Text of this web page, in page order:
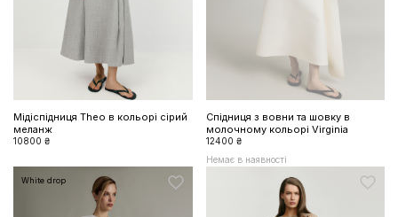
Мідіспідниця Theo в кольорі сірий
меланж
10800 ₴
Спідниця з вовни та шовку в
молочному кольорі Virginia
12400 ₴
Немає в наявності
White drop